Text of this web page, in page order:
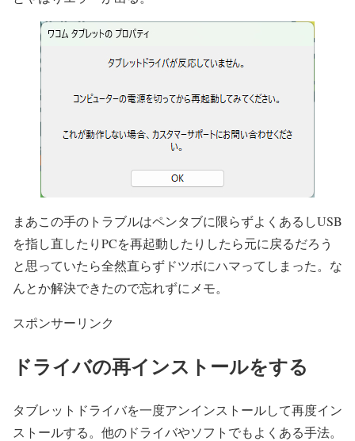
まあこの手のトラブルはペンタブに限らずよくあるしUSB
を指し直したりPCを再起動したりしたら元に戻るだろう
と思っていたら全然直らずドツボにハマってしまった。な
んとか解決できたので忘れずにメモ。
スポンサーリンク
ドライバの再インストールをする
タブレットドライバを一度アンインストールして再度イン
ストールする。他のドライバやソフトでもよくある手法。